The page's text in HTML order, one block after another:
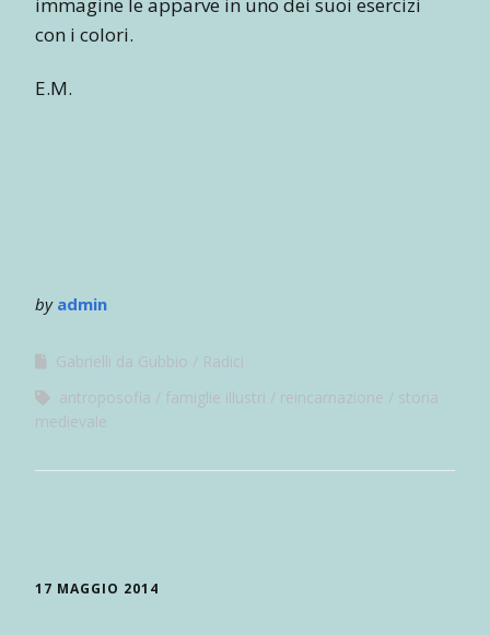
con i colori.
E.M.
by admin
Gabrielli da Gubbio
Radici
antroposofia
famiglie illustri reincarnazione
storia
medievale
17 MAGGIO 2014